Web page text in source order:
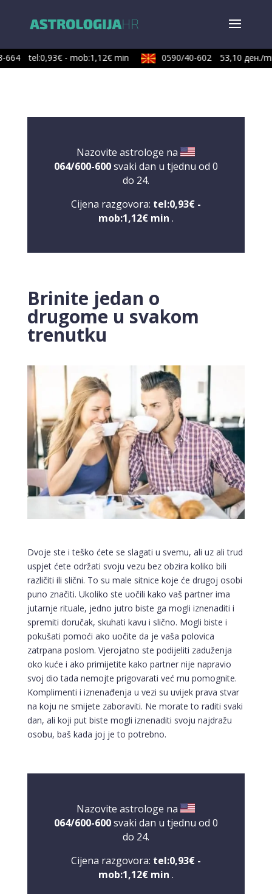
664 tel:0,93€ - mob:1,12€ min 0590/40-602 53,10 ден./
Nazovite astrologe na
064/600-600svaki dan u tjednu od 0
do 24.
Cijena razgovora: tel:0,93€ -
mob:1,12€ min .
Brinite jedan o
drugome u svakom
trenutku
Dvoje ste i teško ćete se slagati u svemu, ali uz ali trud
uspjet ćete održati svoju vezu bez obzira koliko bili
različiti ili slični. To su male sitnice koje će drugoj osobi
puno značiti. Ukoliko ste uočili kako vaš partner ima
jutarnje rituale, jedno jutro biste ga mogli iznenaditi i
spremiti doručak, skuhati kavu i slično. Mogli biste i
pokušati pomoći ako uočite da je vaša polovica
zatrpana poslom. Vjerojatno ste podijeliti zaduženja
oko kuće i ako primijetite kako partner nije napravio
svoj dio tada nemojte prigovarati već mu pomognite.
Komplimenti i iznenađenja u vezi su uvijek prava stvar
na koju ne smijete zaboraviti. Ne morate to raditi svaki
dan, ali koji put biste mogli iznenaditi svoju najdražu
osobu, baš kada joj je to potrebno.
Nazovite astrologe na
064/600-600svaki dan u tjednu od 0
do 24.
Cijena razgovora: tel:0,93€ -
mob:1,12€ min .